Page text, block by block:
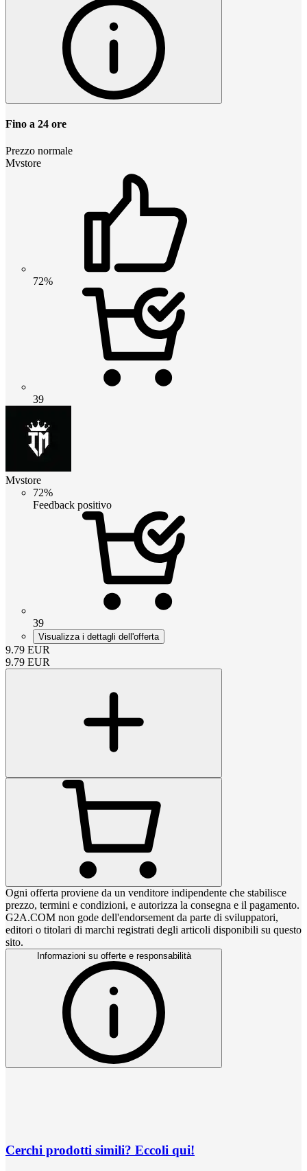
Fino a 24 ore
Prezzo normale
Mvstore
72%
39
Mvstore
72%
Feedback positivo
39
Visualizza i dettagli dell'offerta
9.79 EUR
9.79 EUR
Ogni offerta proviene da un venditore indipendente che stabilisce
prezzo, termini e condizioni, e autorizza la consegna e il pagamento.
G2A.COM non gode dell'endorsement da parte di sviluppatori,
editori o titolari di marchi registrati degli articoli disponibili su questo
sito.
Informazioni su offerte e responsabilità
Cerchi prodotti simili? Eccoli qui!